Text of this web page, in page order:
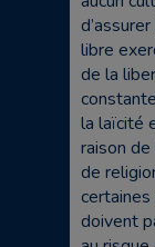
libre
de la
la laïcité
raison
de
doivent